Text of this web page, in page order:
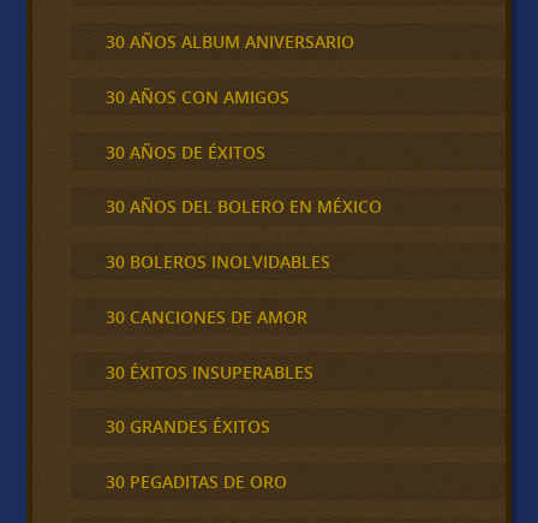
30 AÑOS ALBUM ANIVERSARIO
30 AÑOS CON AMIGOS
30 AÑOS DE ÉXITOS
30 AÑOS DEL BOLERO EN MÉXICO
30 BOLEROS INOLVIDABLES
30 CANCIONES DE AMOR
30 ÉXITOS INSUPERABLES
30 GRANDES ÉXITOS
30 PEGADITAS DE ORO